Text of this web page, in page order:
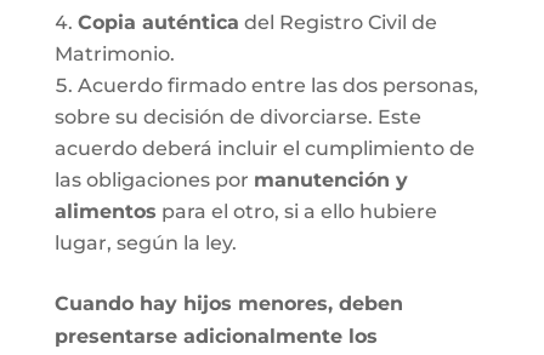
Copia auténtica del Registro Civil de
Matrimonio.
Acuerdo firmado entre las dos personas,
sobre su decisión de divorciarse. Este
acuerdo deberá incluir el cumplimiento de
las obligaciones por manutención y
alimentos para el otro, si a ello hubiere
lugar, según la ley.
Cuando hay hijos menores, deben
presentarse adicionalmente los